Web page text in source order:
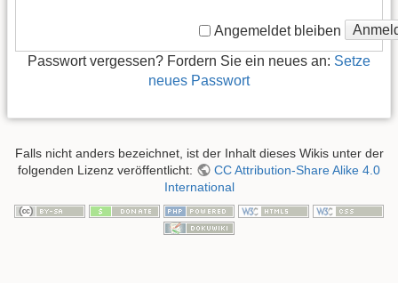
Angemeldet bleiben
Passwort vergessen? Fordern Sie ein neues an: Setze
neues Passwort
Falls nicht anders bezeichnet, ist der Inhalt dieses Wikis unter der
folgenden Lizenz veröffentlicht:
CC Attribution-Share Alike 4.0
International